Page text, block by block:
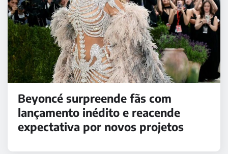
Beyoncé surpreende fãs com
lançamento inédito e reacende
expectativa por novos projetos